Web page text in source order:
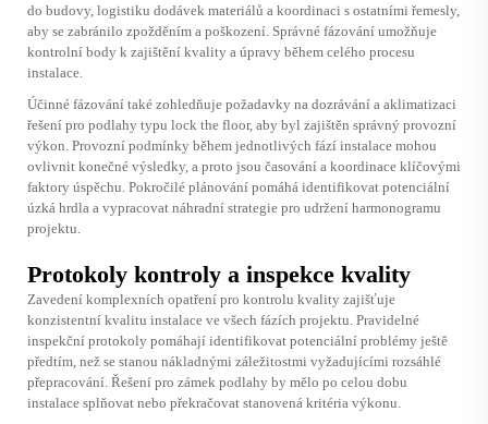
do budovy, logistiku dodávek materiálů a koordinaci s ostatními řemesly,
aby se zabránilo zpožděním a poškození. Správné fázování umožňuje
kontrolní body k zajištění kvality a úpravy během celého procesu
instalace.
Účinné fázování také zohledňuje požadavky na dozrávání a aklimatizaci
řešení pro podlahy typu lock the floor, aby byl zajištěn správný provozní
výkon. Provozní podmínky během jednotlivých fází instalace mohou
ovlivnit konečné výsledky, a proto jsou časování a koordinace klíčovými
faktory úspěchu. Pokročilé plánování pomáhá identifikovat potenciální
úzká hrdla a vypracovat náhradní strategie pro udržení harmonogramu
projektu.
Protokoly kontroly a inspekce kvality
Zavedení komplexních opatření pro kontrolu kvality zajišťuje
konzistentní kvalitu instalace ve všech fázích projektu. Pravidelné
inspekční protokoly pomáhají identifikovat potenciální problémy ještě
předtím, než se stanou nákladnými záležitostmi vyžadujícími rozsáhlé
přepracování. Řešení pro zámek podlahy by mělo po celou dobu
instalace splňovat nebo překračovat stanovená kritéria výkonu.